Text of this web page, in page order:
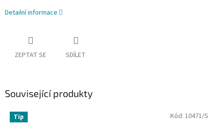
Detailní informace
ZEPTAT SE SDÍLET
Související produkty
Tip Kód: 10471/S